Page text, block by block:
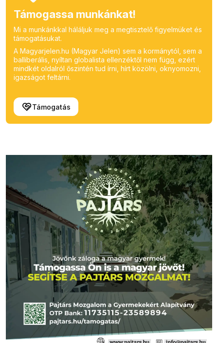
Támogassa munkánkat!
Mi a munkánkkal háláljuk meg a megtisztelő figyelmüket és
támogatásukat.
A Magyarjelen.hu (Magyar Jelen) sem a kormánytól, sem a
balliberális, nyíltan globalista ellenzéktől nem függ, ezért
mindkét oldalról őszintén tud írni, hírt közölni, oknyomozni,
igazságot feltárni.
Támogatás